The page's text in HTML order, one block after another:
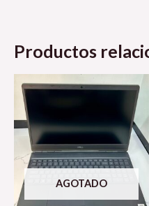
Productos
AGOTADO